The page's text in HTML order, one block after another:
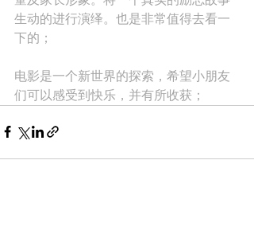
生动的进行演绎。也是非常值得去看一
下的；
电影是一个新世界的探索，希望小朋友
们可以感受到快乐，并有所收获；